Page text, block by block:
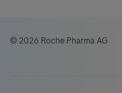
© 2026 Roche Pharma AG